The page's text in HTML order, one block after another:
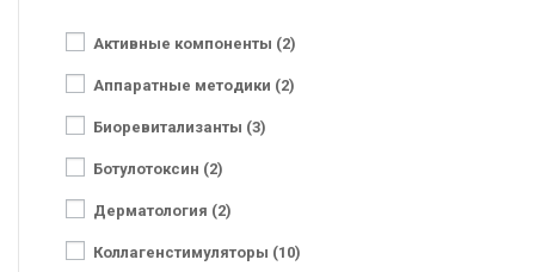
Активные компоненты (2)
Аппаратные методики (2)
Биоревитализанты (3)
Ботулотоксин (2)
Дерматология (2)
Коллагенстимуляторы (10)